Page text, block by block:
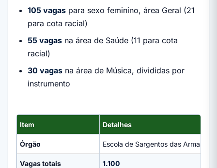
105 vagas para sexo feminino, área Geral (21
para cota racial)
55 vagas na área de Saúde (11 para cota
racial)
30 vagas na área de Música, divididas por
instrumento
Item Detalhes
Órgão Escola de Sargentos das Armas
Vagas totais 1.100